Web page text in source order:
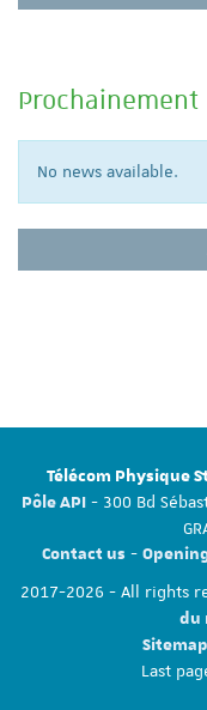
Prochainement
No news available.
Télécom Physique
Pôle API - 300 Bd
Contact us -
2017-2026 - All rights
du
Sitemap
Last